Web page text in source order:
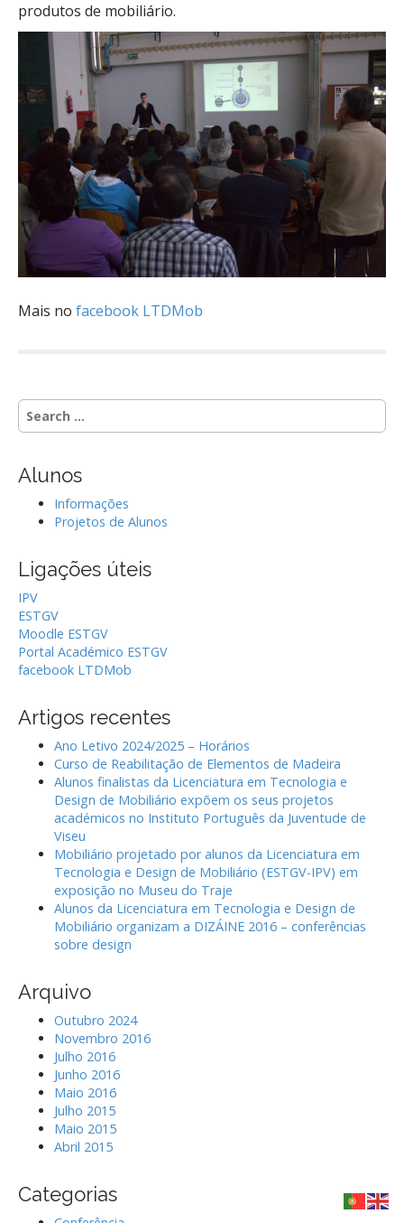
produtos de mobiliário.
Mais no facebook LTDMob
S
e
c
Alunos
Informações
Projetos de Alunos
Ligações úteis
IPV
ESTGV
Moodle ESTGV
Portal Académico ESTGV
facebook LTDMob
Artigos recentes
Ano Letivo 2024/2025 – Horários
Curso de Reabilitação de Elementos de Madeira
Alunos finalistas da Licenciatura em Tecnologia e
Design de Mobiliário expõem os seus projetos
académicos no Instituto Português da Juventude de
Viseu
Mobiliário projetado por alunos da Licenciatura em
Tecnologia e Design de Mobiliário (ESTGV-IPV) em
exposição no Museu do Traje
Alunos da Licenciatura em Tecnologia e Design de
Mobiliário organizam a DIZÁINE 2016 – conferências
sobre design
Arquivo
Outubro 2024
Novembro 2016
Julho 2016
Junho 2016
Maio 2016
Julho 2015
Maio 2015
Abril 2015
Categorias